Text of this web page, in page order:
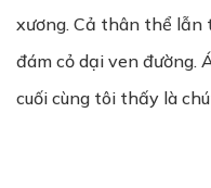
xương. Cả thân thể lẫn
đám cỏ dại ven đường.
cuối cùng tôi thấy là